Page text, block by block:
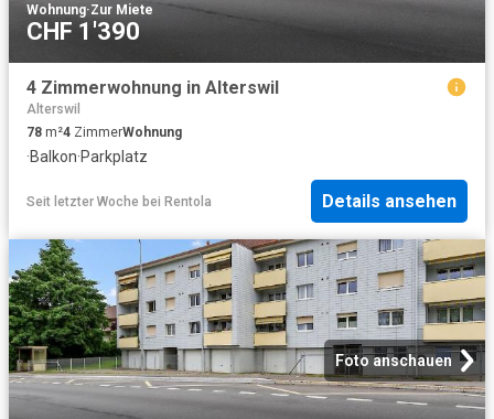
Wohnung·Zur Miete
CHF 1'390
4 Zimmerwohnung in Alterswil
Alterswil
78 m²4 ZimmerWohnung
·Balkon·Parkplatz
Seit letzter Woche bei Rentola Details ansehen
Foto anschauen